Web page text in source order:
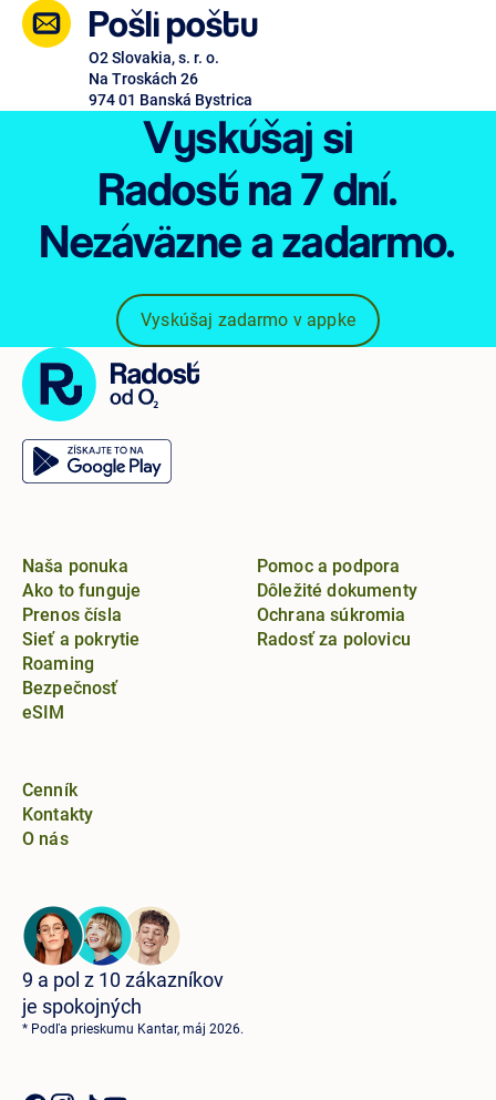
Pošli poštu
O2 Slovakia, s. r. o.
Na Troskách 26
974 01 Banská Bystrica
Vyskúšaj si
Radosťna 7 dní.
Nezáväznea zadarmo.
Vyskúšaj zadarmo v appke
Naša ponuka
Ako to funguje
Prenos čísla
Sieť a pokrytie
Roaming
Bezpečnosť
eSIM
Pomoc a podpora
Dôležité dokumenty
Ochrana súkromia
Radosť za polovicu
Cenník
Kontakty
O nás
9 a pol z 10 zákazníkov
je spokojných
* Podľa prieskumu Kantar, máj 2026.